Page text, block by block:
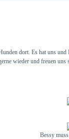
dort. Es hat uns und
wieder und freuen uns
Bessy